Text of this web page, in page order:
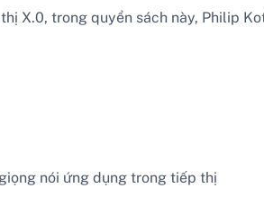
X.0, trong quyển sách này, Philip
nói ứng dụng trong tiếp thị